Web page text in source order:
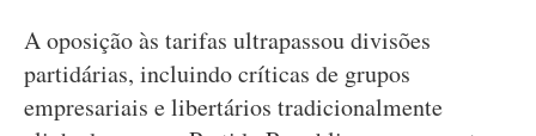
A oposição às tarifas ultrapassou divisões
partidárias, incluindo críticas de grupos
empresariais e libertários tradicionalmente